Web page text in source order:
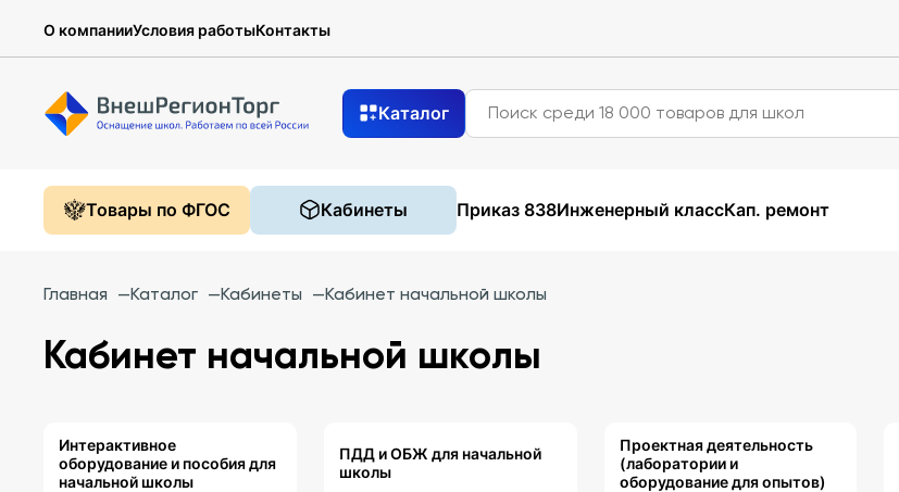
О компанииУсловия работыКонтакты
Каталог
Товары по ФГОС Кабинеты Приказ 838Инженерный классКап. ремонт
Главная —Каталог —Кабинеты —Кабинет начальной школы
Кабинет начальной школы
Интерактивное
оборудование и пособия для
начальной школы
ПДД и ОБЖ для начальной
школы
Проектная деятельность
(лаборатории и
оборудование для опытов)